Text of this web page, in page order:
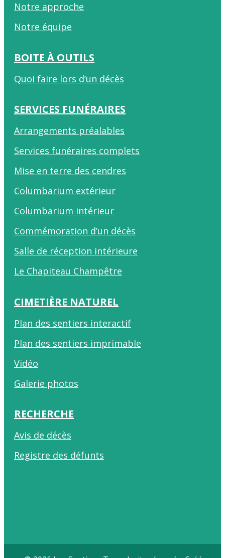
Notre approche
Notre équipe
BOITE À OUTILS
Quoi faire lors d’un décès
SERVICES FUNÉRAIRES
Arrangements préalables
Services funéraires complets
Mise en terre des cendres
Columbarium extérieur
Columbarium intérieur
Commémoration d’un décès
Salle de réception intérieure
Le Chapiteau Champêtre
CIMETIÈRE NATUREL
Plan des sentiers interactif
Plan des sentiers imprimable
Vidéo
Galerie photos
RECHERCHE
Avis de décès
Registre des défunts